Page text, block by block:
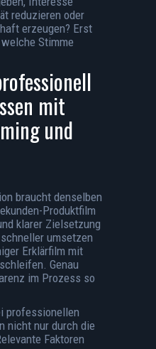
reduzieren oder
erzeugen? Erst
Stimme
mit
und
braucht denselben
Produktfilm
klarer Zielsetzung
umsetzen
Erklärfilm mit
Genau
im Prozess so
professionellen
nicht nur durch die
Faktoren